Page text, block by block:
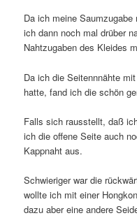
Da ich meine
ich dann noch mal drüber
Nahtzugaben des Kleides
Da ich die Seitennnähte
hatte, fand ich die schön
Falls sich rausstellt, daß
ich die offene Seite auch
Kappnaht aus.
Schwieriger war die
wollte ich mit einer
dazu aber eine andere